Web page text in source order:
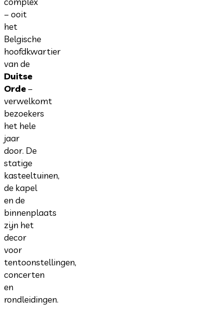
– ooit
het
Belgische
hoofdkwartier
van de
Duitse
Orde –
verwelkomt
bezoekers
het hele
jaar
door. De
statige
kasteeltuinen,
de kapel
en de
binnenplaats
zijn het
decor
voor
tentoonstellingen,
concerten
en
rondleidingen.